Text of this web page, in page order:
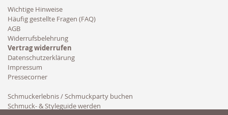
Wichtige Hinweise
Häufig gestellte Fragen (FAQ)
AGB
Widerrufsbelehrung
Vertrag widerrufen
Datenschutzerklärung
Impressum
Pressecorner
Schmuckerlebnis / Schmuckparty buchen
Schmuck- & Styleguide werden